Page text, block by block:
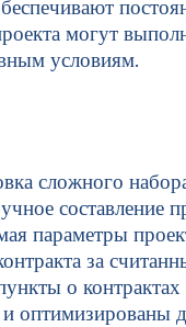
могут
условиям.
сложного
составление
параметры
за
о контрактах
и оптимизированы